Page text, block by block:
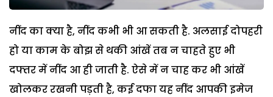
नींद का क्या है, नींद कभी भी आ सकती है. अलसाई दोपहरी
हो या काम के बोझ से थकी आंखें तब न चाहते हुए भी
दफ्तर में नींद आ ही जाती है. ऐसे में न चाह कर भी आंखें
खोलकर रखनी पड़ती है, कई दफा यह नींद आपकी इमेज